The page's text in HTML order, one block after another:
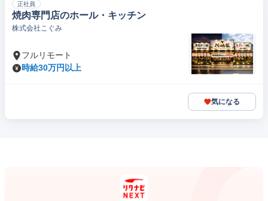
正社員
焼肉専門店のホール・キッチン
株式会社こぐみ
フルリモート
時給30万円以上
気になる